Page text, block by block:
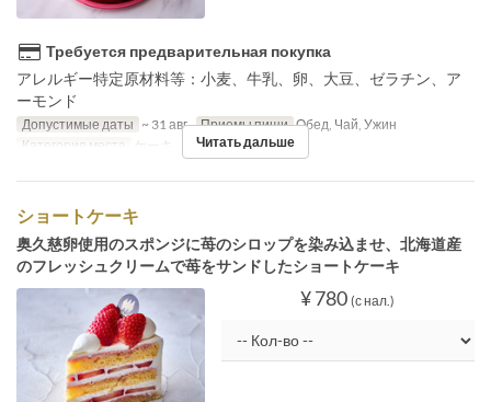
Требуется предварительная покупка
アレルギー特定原材料等：小麦、牛乳、卵、大豆、ゼラチン、ア
ーモンド
Допустимые даты ~ 31 авг. Приемы пищи Обед, Чай, Ужин
Категория места
ケーキ Читать дальше
ショートケーキ
奥久慈卵使用のスポンジに苺のシロップを染み込ませ、北海道産
のフレッシュクリームで苺をサンドしたショートケーキ
¥ 780 (с нал.)